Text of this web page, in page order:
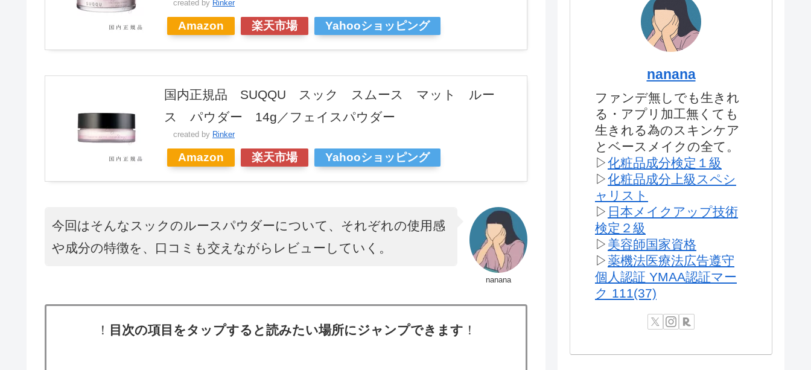
created by Rinker
Amazon 楽天市場 Yahooショッピング
国内正規品 SUQQU スック スムース マット ルー
ス パウダー 14g／フェイスパウダー
created by Rinker
Amazon 楽天市場 Yahooショッピング
nanana
今回はそんなスックのルースパウダーについて、それぞれの使用感
や成分の特徴を、口コミも交えながらレビューしていく。
！ 目次の項目をタップすると読みたい場所にジャンプできます ！
nanana
ファンデ無しでも生きれ
る・アプリ加工無くても
生きれる為のスキンケア
とベースメイクの全て。
▷化粧品成分検定１級
▷化粧品成分上級スペシ
ャリスト
▷ 日本メイクアップ技術
検定２級
▷ 美容師国家資格
▷薬機法医療法広告遵守
個人認証 YMAA認証マー
ク 111(37)